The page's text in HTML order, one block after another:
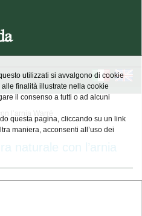
l’arnia Warré
naturale con l’arnia
utilizzati si avvalgono di cookie
finalità illustrate nella cookie
il consenso a tutti o ad alcuni
questa pagina, cliccando su un link
maniera, acconsenti all’uso dei